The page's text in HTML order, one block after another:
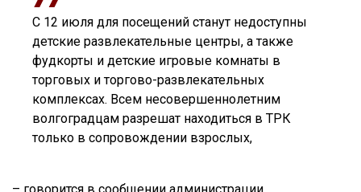
С 12 июля для посещений станут недоступны
детские развлекательные центры, а также
фудкорты и детские игровые комнаты в
торговых и торгово-развлекательных
комплексах. Всем несовершеннолетним
волгоградцам разрешат находиться в ТРК
только в сопровождении взрослых,